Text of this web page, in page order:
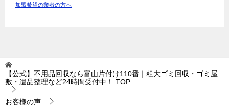
加盟希望の業者の方へ
【公式】不用品回収なら富山片付け110番｜粗大ゴミ回収・ゴミ屋
敷・遺品整理など24時間受付中！
TOP
お客様の声